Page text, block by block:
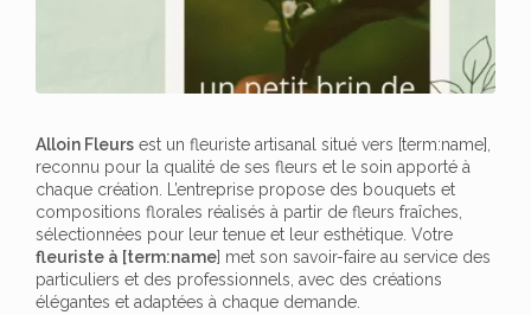
Alloin Fleurs est un fleuriste artisanal situé vers [term:name],
reconnu pour la qualité de ses fleurs et le soin apporté à
chaque création. L’entreprise propose des bouquets et
compositions florales réalisés à partir de fleurs fraîches,
sélectionnées pour leur tenue et leur esthétique. Votre
fleuriste à [term:name] met son savoir-faire au service des
particuliers et des professionnels, avec des créations
élégantes et adaptées à chaque demande.